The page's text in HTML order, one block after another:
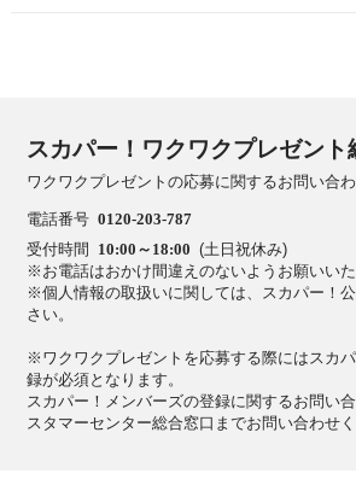
スカパー！ワクワクプレゼント
ワクワクプレゼントの応募に関するお問い合
電話番号 0120-203-787
受付時間
10:00～18:00 (土日祝休み)
※お電話はおかけ間違えのないようお願いいた
※個人情報の取扱いに関しては、スカパー！
さい。
※ワクワクプレゼントを応募する際にはスカ
録が必須となります。
スカパー！メンバーズの登録に関するお問い
スタマーセンター総合窓口までお問い合わせく